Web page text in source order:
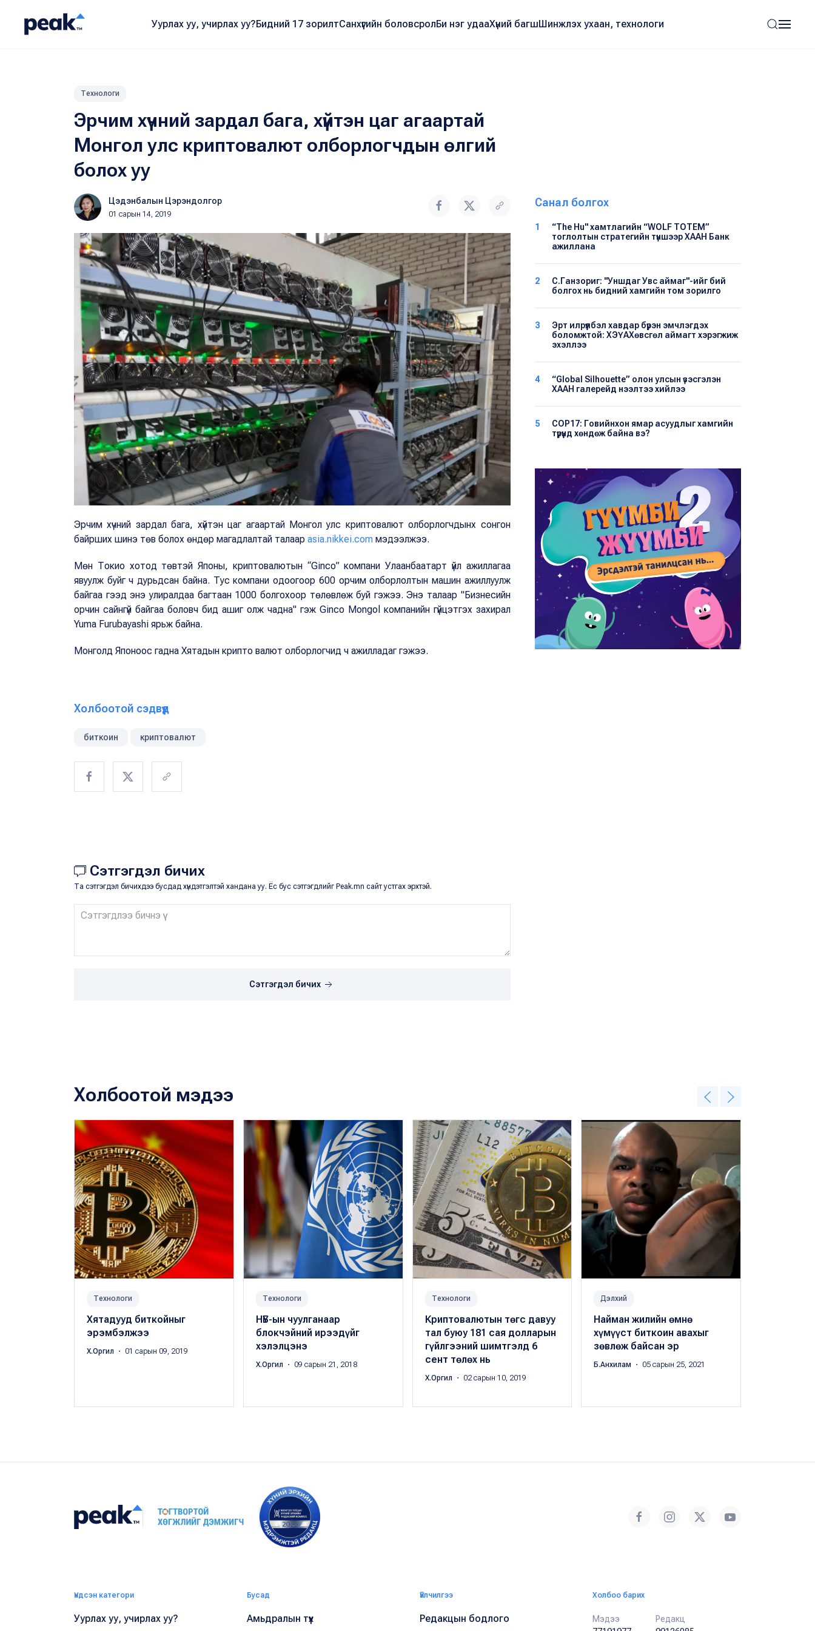
Уурлах уу, учирлах уу?Бидний 17 зорилтСанхүүгийн боловсролБи нэг удааХүний багшШинжлэх ухаан, технологи
Технологи
Эрчим хүчний зардал бага, хүйтэн цаг агаартай
Монгол улс криптовалют олборлогчдын өлгий
болох уу
Цэдэнбалын Цэрэндолгор
01 сарын 14, 2019
Эрчим хүчний зардал бага, хүйтэн цаг агаартай Монгол улс криптовалют олборлогчдынх сонгон
байрших шинэ төв болох өндөр магадлалтай талаар asia.nikkei.com мэдээлжээ.
Мөн Токио хотод төвтэй Японы, криптовалютын “Ginco” компани Улаанбаатарт үйл ажиллагаа
явуулж буйг ч дурьдсан байна. Тус компани одоогоор 600 орчим олборлолтын машин ажиллуулж
байгаа гээд энэ улиралдаа багтаан 1000 болгохоор төлөвлөж буй гэжээ. Энэ талаар "Бизнесийн
орчин сайнгүй байгаа боловч бид ашиг олж чадна" гэж Ginco Mongol компанийн гүйцэтгэх захирал
Yuma Furubayashi ярьж байна.
Монголд Японоос гадна Хятадын крипто валют олборлогчид ч ажилладаг гэжээ.
Холбоотой сэдвүүд
биткоин криптовалют
Сэтгэгдэл бичих
Та сэтгэгдэл бичихдээ бусдад хүндэтгэлтэй хандана уу. Ёс бус сэтгэгдлийг Peak.mn сайт устгах эрхтэй.
Сэтгэгдэл бичих
Санал болгох
1
“The Hu" хамтлагийн “WOLF TOTEM”
тоглолтын стратегийн түншээр ХААН Банк
ажиллана
2
С.Ганзориг: "Уншдаг Увс аймаг"-ийг бий
болгох нь бидний хамгийн том зорилго
3
Эрт илрүүлбэл хавдар бүрэн эмчлэгдэх
боломжтой: ХЭҮА​Хөвсгөл аймагт хэрэгжиж
эхэллээ
4
“Global Silhouette” олон улсын үзэсгэлэн
ХААН галерейд нээлтээ хийлээ
5
COP17: Говийнхон ямар асуудлыг хамгийн
түрүүнд хөндөж байна вэ?
Холбоотой мэдээ
Технологи
Хятадууд биткойныг
эрэмбэлжээ
Х.Оргил ・ 01 сарын 09, 2019
Технологи
НҮБ-ын чуулганаар
блокчэйний ирээдүйг
хэлэлцэнэ
Х.Оргил ・ 09 сарын 21, 2018
Технологи
Криптовалютын төгс давуу
тал буюу 181 сая долларын
гүйлгээний шимтгэлд 6
сент төлөх нь
Х.Оргил ・ 02 сарын 10, 2019
Дэлхий
Найман жилийн өмнө
хүмүүст биткоин авахыг
зөвлөж байсан эр
Б.Анхилам ・ 05 сарын 25, 2021
Үндсэн категори
Уурлах уу, учирлах уу?
Бусад
Амьдралын түүх
Үйлчилгээ
Редакцын бодлого
Холбоо барих
Мэдээ
Редакц